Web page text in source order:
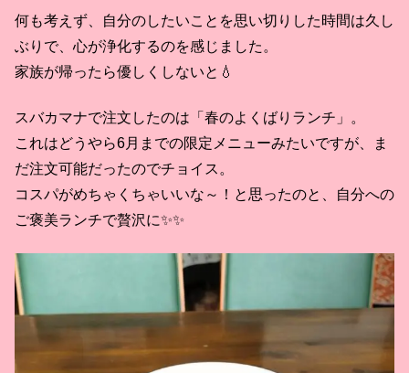
何も考えず、自分のしたいことを思い切りした時間は久し
ぶりで、心が浄化するのを感じました。
家族が帰ったら優しくしないと💧
スバカマナで注文したのは「春のよくばりランチ」。
これはどうやら6月までの限定メニューみたいですが、ま
だ注文可能だったのでチョイス。
コスパがめちゃくちゃいいな～！と思ったのと、自分への
ご褒美ランチで贅沢に✨✨